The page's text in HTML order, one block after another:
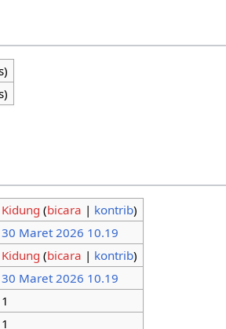
Kidung (bicara | kontrib)
30 Maret 2026 10.19
Kidung (bicara | kontrib)
30 Maret 2026 10.19
1
1